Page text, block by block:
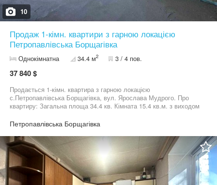
10
Продаж 1-кімн. квартири з гарною локацією
Петропавлівська Борщагівка
Однокімнатна 34.4 м2 3 / 4 пов.
37 840 $
Продається 1-кімн. квартира з гарною локацією
с.Петропавлівська Борщагівка, вул. Ярослава Мудрого. Про
квартиру: Загальна площа 34.4 кв. Кімната 15.4 кв.м. з виходом
оздоблення: якісна стяжка, машина штукатурка стін,
металопластикові вікна, металеві двері. В квартирі є газ,
каналізація центральна.3/4 пов. Відмінне та тихе місце, зручна
транспортна розв'язка. Великий та красивий парк біля будинку з
зоною барбекю, спортивним та дитячим майданчиком. В пішій
доступності супермаркет Фора, аптека, кафе , салони краси ,2
державні ліцея та 2 дитячі садочки. Умови покупки: Без комісії
для покупця Ціна: 37 840 у.о.
Петропавлівська Борщагівка